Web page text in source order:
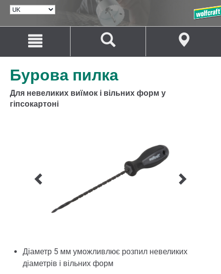
ВИБРАТИ
Перейти
змісту
Перейти
навігації
Бурова пилка
Для невеликих виїмок і вільних форм у
гіпсокартоні
Діаметр 5 мм уможливлює розпил невеликих
діаметрів і вільних форм